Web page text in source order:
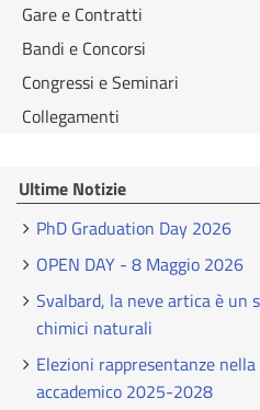
Gare e Contratti
Bandi e Concorsi
Congressi e Seminari
Collegamenti
Ultime Notizie
PhD Graduation Day 2026
OPEN DAY - 8 Maggio 2026
Svalbard, la neve artica è un
chimici naturali
Elezioni rappresentanze
accademico 2025-2028